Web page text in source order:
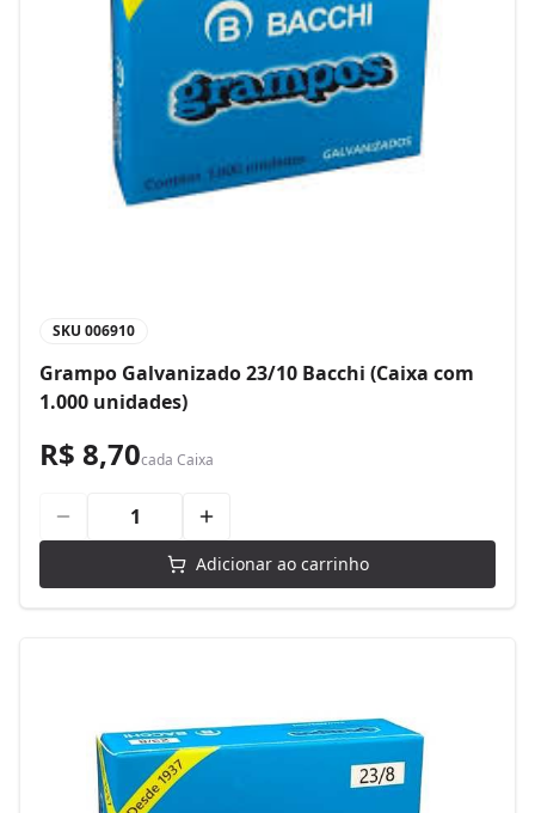
SKU 006910
Grampo Galvanizado 23/10 Bacchi (Caixa com
1.000 unidades)
R$ 8,70cada Caixa
Adicionar ao carrinho